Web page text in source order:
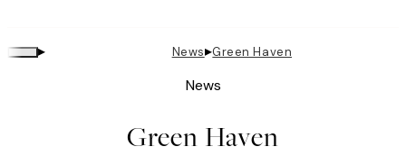
▸ News▸Green Haven
News
Green Haven